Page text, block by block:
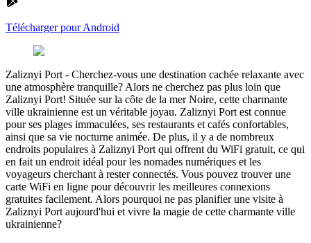
Télécharger pour Android
Zaliznyi Port - Cherchez-vous une destination cachée relaxante avec
une atmosphère tranquille? Alors ne cherchez pas plus loin que
Zaliznyi Port! Située sur la côte de la mer Noire, cette charmante
ville ukrainienne est un véritable joyau. Zaliznyi Port est connue
pour ses plages immaculées, ses restaurants et cafés confortables,
ainsi que sa vie nocturne animée. De plus, il y a de nombreux
endroits populaires à Zaliznyi Port qui offrent du WiFi gratuit, ce qui
en fait un endroit idéal pour les nomades numériques et les
voyageurs cherchant à rester connectés. Vous pouvez trouver une
carte WiFi en ligne pour découvrir les meilleures connexions
gratuites facilement. Alors pourquoi ne pas planifier une visite à
Zaliznyi Port aujourd'hui et vivre la magie de cette charmante ville
ukrainienne?